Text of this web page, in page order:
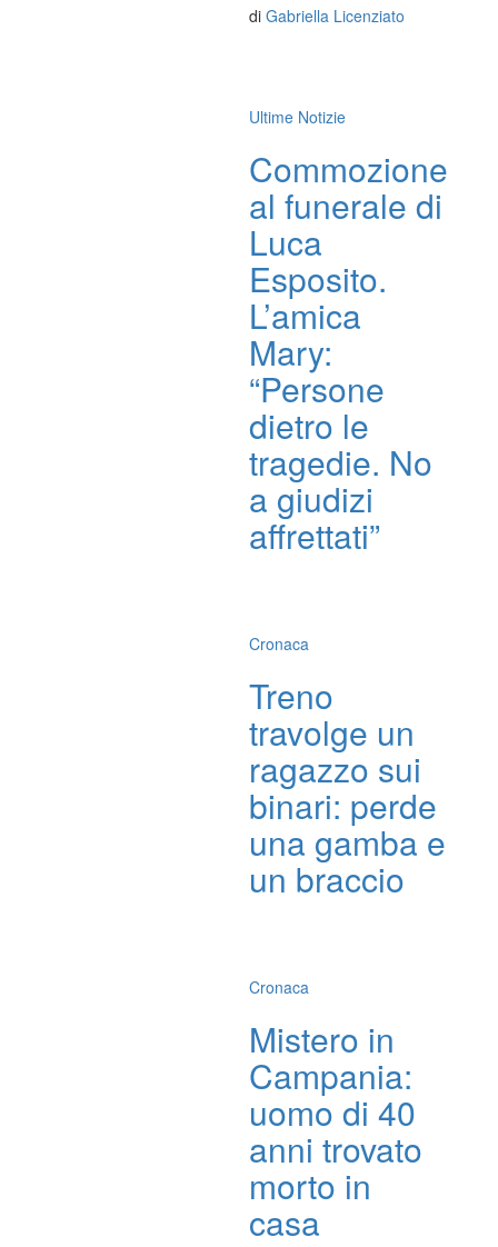
di Gabriella Licenziato
Ultime Notizie
Commozione
al funerale di
Luca
Esposito.
L’amica
Mary:
“Persone
dietro le
tragedie. No
a giudizi
affrettati”
Cronaca
Treno
travolge un
ragazzo sui
binari: perde
una gamba e
un braccio
Cronaca
Mistero in
Campania:
uomo di 40
anni trovato
morto in
casa